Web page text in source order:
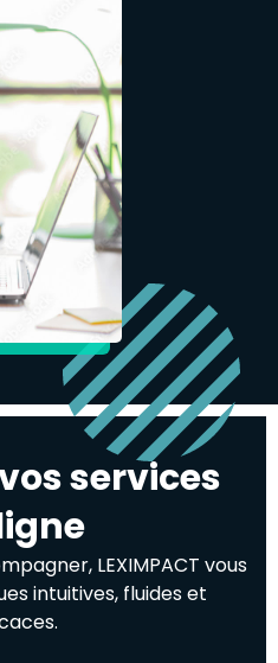
services
LEXIMPACT vous
intuitives, fluides et